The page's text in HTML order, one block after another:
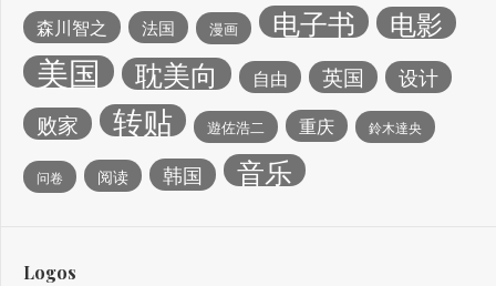
森川智之 法国 漫画 电子书 电影
美国 耽美向 自由 英国 设计
败家 转贴 遊佐浩二 重庆 鈴木達央
问卷 阅读 韩国 音乐
Logos